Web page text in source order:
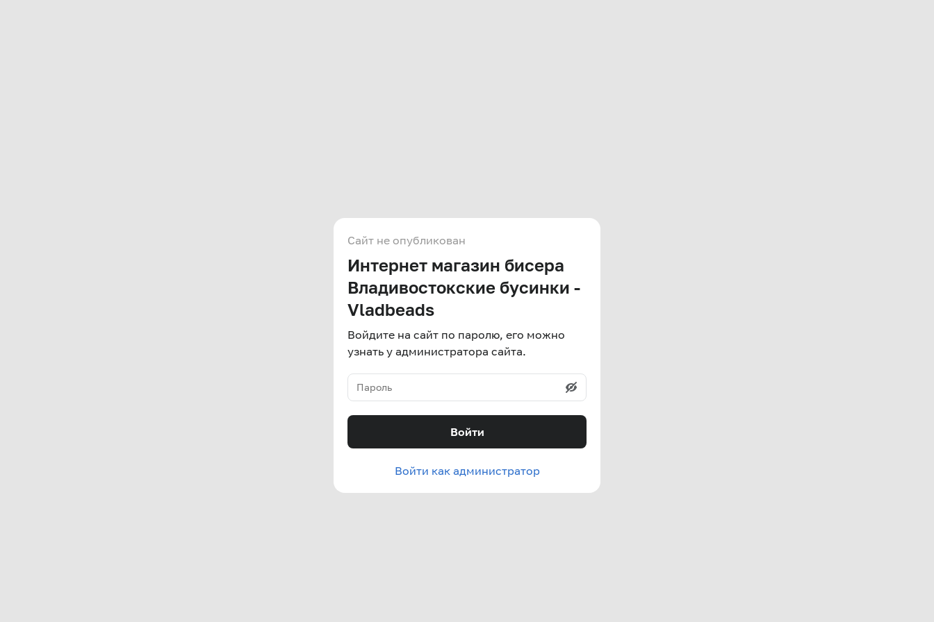
Сайт не опубликован
Интернет магазин бисера
Владивостокские бусинки -
Vladbeads
Войдите на сайт по паролю, его можно
узнать у администратора сайта.
Войти
Войти как администратор